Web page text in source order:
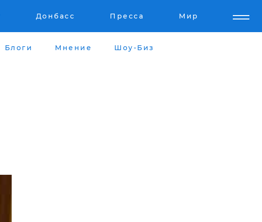
Донбасс Пресса Мир
Блоги Мнение Шоу-Биз